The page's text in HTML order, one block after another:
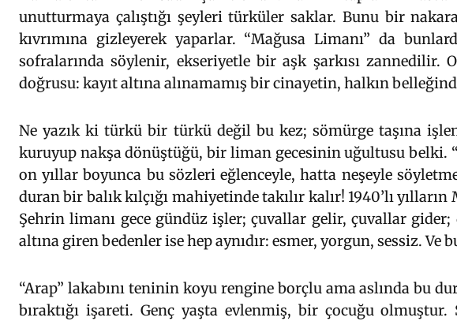
unutturmaya çalıştığı şeyleri türküler saklar. Bunu bir
kıvrımına gizleyerek yaparlar. “Mağusa Limanı” da
sofralarında söylenir, ekseriyetle bir aşk şarkısı zannedilir.
doğrusu: kayıt altına alınamamış bir cinayetin, halkın
Ne yazık ki türkü bir türkü değil bu kez; sömürge taşına
kuruyup nakşa dönüştüğü, bir liman gecesinin uğultusu belki.
on yıllar boyunca bu sözleri eğlenceyle, hatta neşeyle
duran bir balık kılçığı mahiyetinde takılır kalır! 1940’lı
Şehrin limanı gece gündüz işler; çuvallar gelir, çuvallar
altına giren bedenler ise hep aynıdır: esmer, yorgun, sessiz. Ve
“Arap” lakabını teninin koyu rengine borçlu ama aslında bu
bıraktığı işareti. Genç yaşta evlenmiş, bir çocuğu olmuştur.